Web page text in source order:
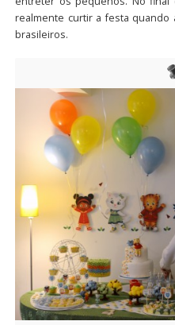
realmente curtir a festa quando
brasileiros.